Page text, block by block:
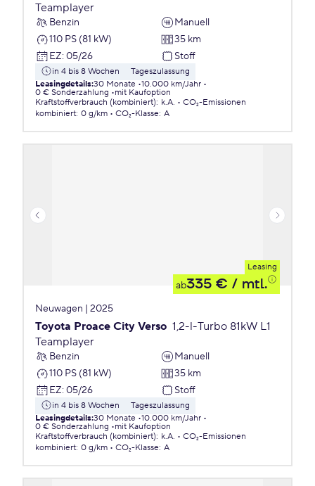
Teamplayer
Benzin
Manuell
110 PS (81 kW)
35 km
EZ: 05/26 Stoff
in 4 bis 8 Wochen
Tageszulassung
Leasingdetails:30 Monate 10.000 km/Jahr
0 € Sonderzahlung
mit Kaufoption
Kraftstoffverbrauch (kombiniert): k.A.
CO₂-Emissionen
kombiniert: 0 g/km CO₂-Klasse: A
Leasing
ab335 € / mtl.
Neuwagen | 2025
Toyota Proace City Verso 1,2-l-Turbo 81kW L1
Teamplayer
Benzin
Manuell
110 PS (81 kW)
35 km
EZ: 05/26 Stoff
in 4 bis 8 Wochen
Tageszulassung
Leasingdetails:30 Monate 10.000 km/Jahr
0 € Sonderzahlung
mit Kaufoption
Kraftstoffverbrauch (kombiniert): k.A.
CO₂-Emissionen
kombiniert: 0 g/km CO₂-Klasse: A